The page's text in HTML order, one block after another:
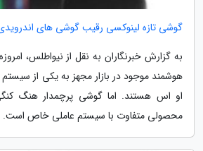
گوشی تازه لینوکسی رقیب گوشی های
به گزارش خبرنگاران به نقل از نیواطلس،
هوشمند موجود در بازار مجهز به یکی از
محصولی متفاوت با سیستم عاملی خاص است.